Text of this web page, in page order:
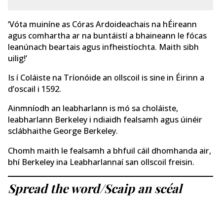
‘Vóta muiníne as Córas Ardoideachais na hÉireann
agus comhartha ar na buntáistí a bhaineann le fócas
leanúnach beartais agus infheistíochta. Maith sibh
uilig!’
Is í Coláiste na Tríonóide an ollscoil is sine in Éirinn a
d’oscail i 1592.
Ainmníodh an leabharlann is mó sa choláiste,
leabharlann Berkeley i ndiaidh fealsamh agus úinéir
sclábhaithe George Berkeley.
Chomh maith le fealsamh a bhfuil cáil dhomhanda air,
bhí Berkeley ina Leabharlannaí san ollscoil freisin.
Spread the word/Scaip an scéal